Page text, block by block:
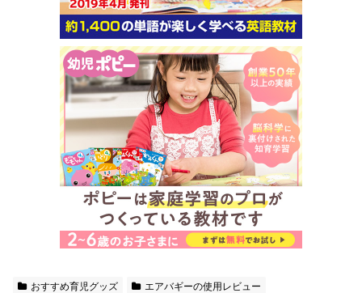
おすすめ育児グッズ エアバギーの使用レビュー